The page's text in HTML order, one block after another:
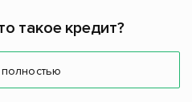
такое кредит?
полностью